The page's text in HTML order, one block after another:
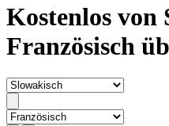
Kostenlos von
Französisch